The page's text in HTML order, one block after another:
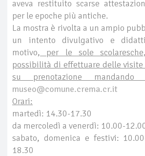
aveva restituito scarse
per le epoche più antiche.
La mostra è rivolta a un ampio
un intento divulgativo e
motivo, per le sole
possibilità di effettuare delle
su prenotazione
museo@comune.crema.cr.it
Orari:
martedì: 14.30-17.30
da mercoledì a venerdì: 10.00-
sabato, domenica e festivi:
18.30